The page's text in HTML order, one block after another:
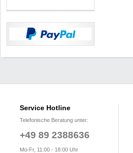
Service Hotline
Telefonische Beratung unter:
+49 89 2388636
Mo-Fr, 11:00 - 18:00 Uhr